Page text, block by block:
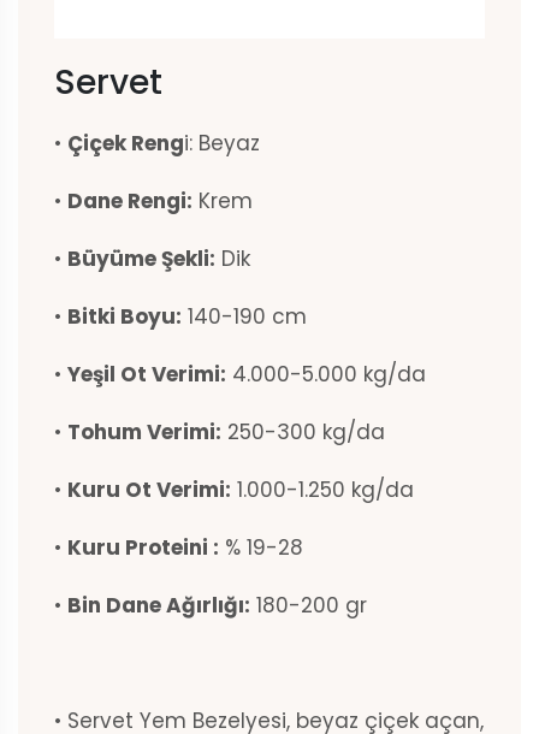
Servet
• Çiçek Rengi: Beyaz
• Dane Rengi: Krem
• Büyüme Şekli: Dik
• Bitki Boyu: 140-190 cm
• Yeşil Ot Verimi: 4.000-5.000 kg/da
• Tohum Verimi: 250-300 kg/da
• Kuru Ot Verimi: 1.000-1.250 kg/da
• Kuru Proteini : % 19-28
• Bin Dane Ağırlığı: 180-200 gr
• Servet Yem Bezelyesi, beyaz çiçek açan,